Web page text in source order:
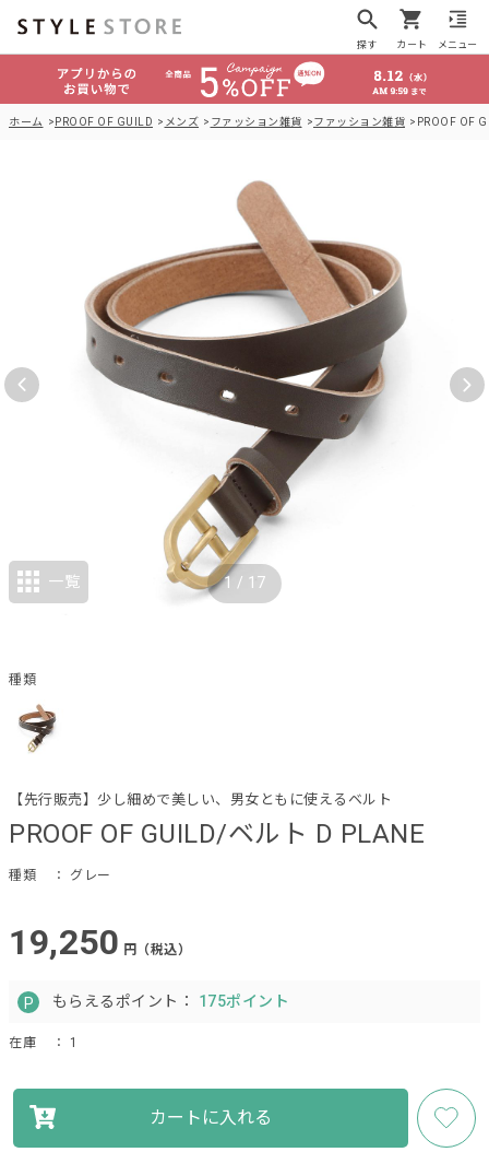
探す カート メニュー
ホーム PROOF OF GUILD メンズ ファッション雑貨 ファッション雑貨 PROOF OF
PROOF OF GUILD/ベルト D PLANE
【先行販売】少し細めで美しい、男女ともに使えるベルト
種類 ： グレー
19,250 円（税込）
もらえるポイント： 175ポイント
在庫 ： 1
カートに入れる
1 / 17
一覧
種類